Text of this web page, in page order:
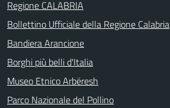
Regione CALABRIA
Bollettino Ufficiale della Regione Calabria
Bandiera Arancione
Borghi più belli d'Italia
Museo Etnico Arbëresh
Parco Nazionale del Pollino